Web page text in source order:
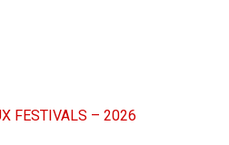
FESTIVALS – 2026